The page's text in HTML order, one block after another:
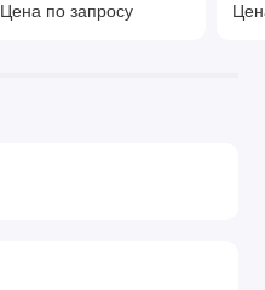
Цена по запросу